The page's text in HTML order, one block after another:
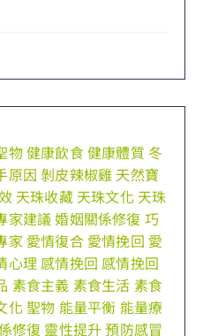
物健康飲食健康體質 冬
原因 剝皮辣椒雞 天然寶
天珠收藏 天珠文化 天珠
家建議婚姻關係修復 巧
家 愛情復合 愛情挽回 愛
心理 感情挽回 感情挽回
素食主義 素食生活 素食
化聖物 能量平衡 能量療
修復 靈性提升預防感冒